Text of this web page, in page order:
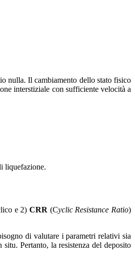
nulla. Il cambiamento dello stato fisico
interstiziale con sufficiente velocità a
liquefazione.
e 2)CRR (Cyclic Resistance Ratio)
di valutare i parametri relativi sia
Pertanto, la resistenza del deposito